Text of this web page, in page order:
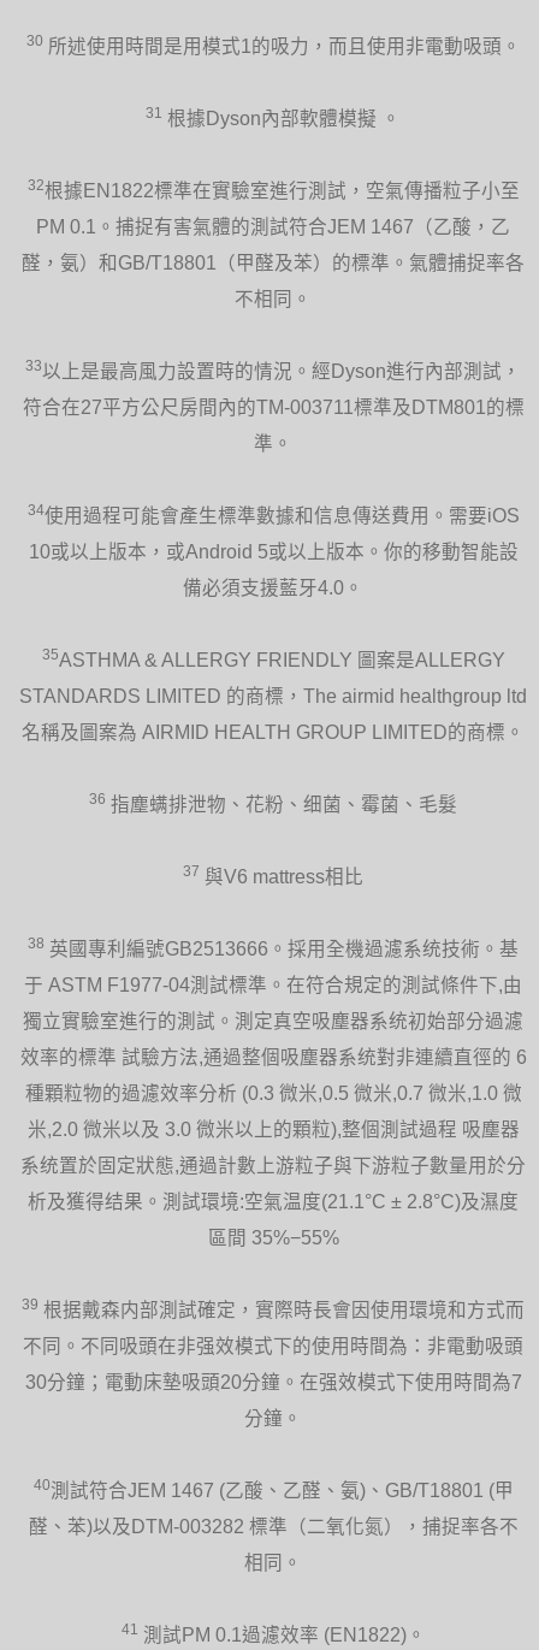
30 所述使用時間是用模式1的吸力，而且使用非電動吸頭。
31 根據Dyson內部軟體模擬 。
32根據EN1822標準在實驗室進行測試，空氣傳播粒子小至
PM 0.1。捕捉有害氣體的測試符合JEM 1467（乙酸，乙
醛，氨）和GB/T18801（甲醛及苯）的標準。氣體捕捉率各
不相同。
33以上是最高風力設置時的情況。經Dyson進行內部測試，
符合在27平方公尺房間內的TM-003711標準及DTM801的標
準。
34使用過程可能會產生標準數據和信息傳送費用。需要iOS
10或以上版本，或Android 5或以上版本。你的移動智能設
備必須支援藍牙4.0。
35ASTHMA & ALLERGY FRIENDLY 圖案是ALLERGY
STANDARDS LIMITED 的商標，The airmid healthgroup ltd
名稱及圖案為 AIRMID HEALTH GROUP LIMITED的商標。
36 指塵螨排泄物、花粉、细菌、霉菌、毛髮
37 與V6 mattress相比
38 英國專利編號GB2513666。採用全機過濾系统技術。基
于 ASTM F1977-04測試標準。在符合規定的測試條件下,由
獨立實驗室進行的測試。測定真空吸塵器系统初始部分過濾
效率的標準 試驗方法,通過整個吸塵器系统對非連續直徑的 6
種顆粒物的過濾效率分析 (0.3 微米,0.5 微米,0.7 微米,1.0 微
米,2.0 微米以及 3.0 微米以上的顆粒),整個測試過程 吸塵器
系统置於固定狀態,通過計數上游粒子與下游粒子數量用於分
析及獲得结果。測試環境:空氣温度(21.1°C ± 2.8°C)及濕度
區間 35%−55%
39 根据戴森内部測試確定，實際時長會因使用環境和方式而
不同。不同吸頭在非强效模式下的使用時間為：非電動吸頭
30分鐘；電動床墊吸頭20分鐘。在强效模式下使用時間為7
分鐘。
40測試符合JEM 1467 (乙酸、乙醛、氨)、GB/T18801 (甲
醛、苯)以及DTM-003282 標準（二氧化氮），捕捉率各不
相同。
41 測試PM 0.1過濾效率 (EN1822)。